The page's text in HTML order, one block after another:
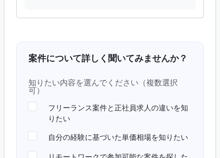
案件について詳しく聞いてみませんか？
知りたい内容を選んでください（複数選択
可）
フリーランス案件と正社員求人の違いを知
りたい
自分の経験に基づいた単価相場を知りたい